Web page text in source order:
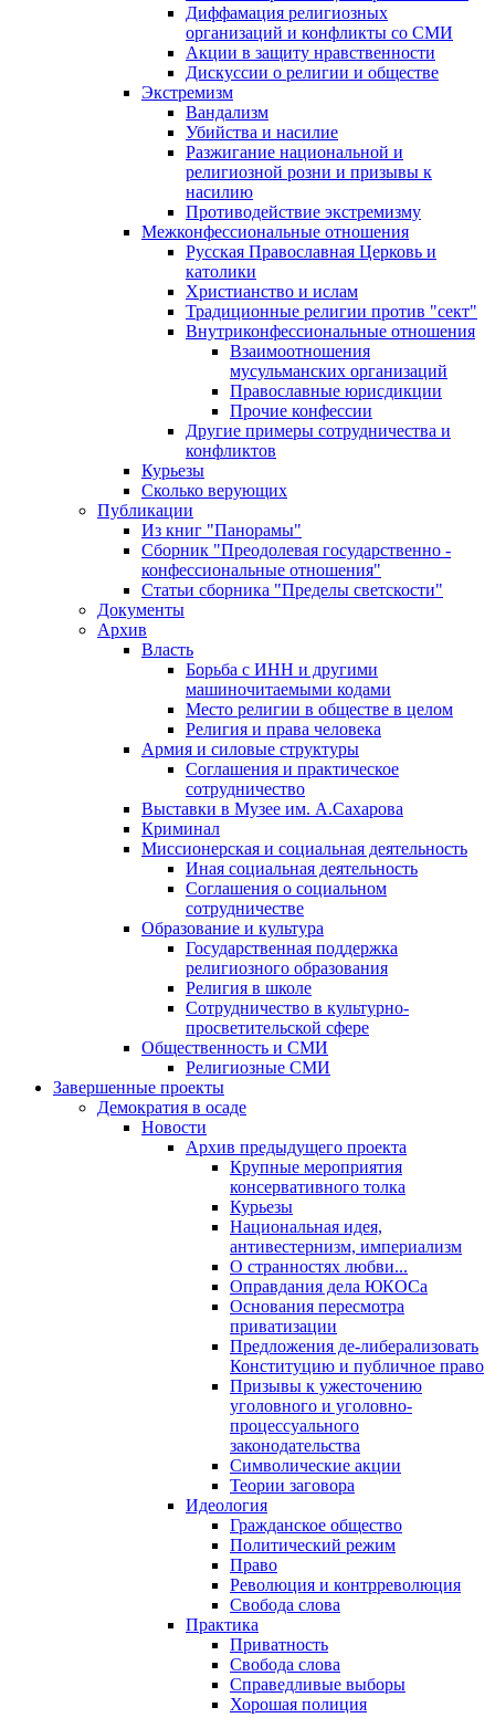
Диффамация религиозных
организаций и конфликты со СМИ
Акции в защиту нравственности
Дискуссии о религии и обществе
Экстремизм
Вандализм
Убийства и насилие
Разжигание национальной и
религиозной розни и призывы к
насилию
Противодействие экстремизму
Межконфессиональные отношения
Русская Православная Церковь и
католики
Христианство и ислам
Традиционные религии против "сект"
Внутриконфессиональные отношения
Взаимоотношения
мусульманских организаций
Православные юрисдикции
Прочие конфессии
Другие примеры сотрудничества и
конфликтов
Курьезы
Сколько верующих
Публикации
Из книг "Панорамы"
Сборник "Преодолевая государственно -
конфессиональные отношения"
Статьи сборника "Пределы светскости"
Документы
Архив
Власть
Борьба с ИНН и другими
машиночитаемыми кодами
Место религии в обществе в целом
Религия и права человека
Армия и силовые структуры
Соглашения и практическое
сотрудничество
Выставки в Музее им. А.Сахарова
Криминал
Миссионерская и социальная деятельность
Иная социальная деятельность
Соглашения о социальном
сотрудничестве
Образование и культура
Государственная поддержка
религиозного образования
Религия в школе
Сотрудничество в культурно-
просветительской сфере
Общественность и СМИ
Религиозные СМИ
Завершенные проекты
Демократия в осаде
Новости
Архив предыдущего проекта
Крупные мероприятия
консервативного толка
Курьезы
Национальная идея,
антивестернизм, империализм
О странностях любви...
Оправдания дела ЮКОСа
Основания пересмотра
приватизации
Предложения де-либерализовать
Конституцию и публичное право
Призывы к ужесточению
уголовного и уголовно-
процессуального
законодательства
Символические акции
Теории заговора
Идеология
Гражданское общество
Политический режим
Право
Революция и контрреволюция
Свобода слова
Практика
Приватность
Свобода слова
Справедливые выборы
Хорошая полиция